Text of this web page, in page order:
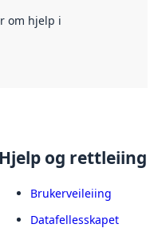
om hjelp i
Hjelp og rettleiing
Brukerveileiing
Datafellesskapet